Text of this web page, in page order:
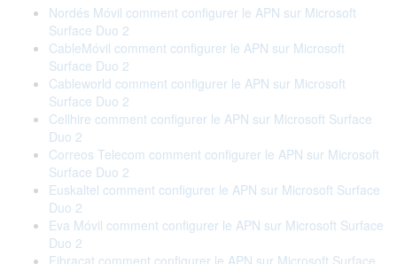
Nordés Móvil comment configurer le APN sur Microsoft
Surface Duo 2
CableMóvil comment configurer le APN sur Microsoft
Surface Duo 2
Cableworld comment configurer le APN sur Microsoft
Surface Duo 2
Cellhire comment configurer le APN sur Microsoft Surface
Duo 2
Correos Telecom comment configurer le APN sur Microsoft
Surface Duo 2
Euskaltel comment configurer le APN sur Microsoft Surface
Duo 2
Eva Móvil comment configurer le APN sur Microsoft Surface
Duo 2
Fibracat comment configurer le APN sur Microsoft Surface